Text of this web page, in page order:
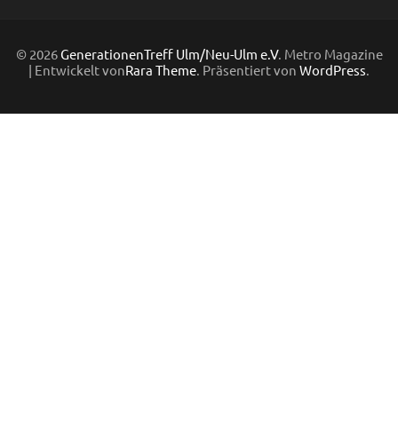
© 2026GenerationenTreff Ulm/Neu-Ulm e.V. Metro Magazine
| Entwickelt vonRara Theme. Präsentiert von WordPress.